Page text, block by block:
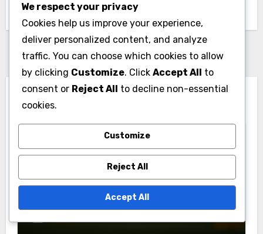
November 2025
You Missed
인도의 럭비 분석 및 메트릭스
인도 럭비 팀을 위한 성과 평가 체크리스
트
We respect your privacy
Cookies help us improve your experience,
deliver personalized content, and analyze
traffic. You can choose which cookies to allow
by clicking Customize. Click Accept All to
consent or Reject All to decline non-essential
cookies.
Customize
Reject All
Accept All